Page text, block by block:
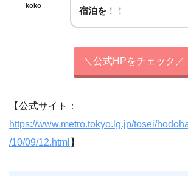
koko
宿泊を ！！
＼公式HPをチェック／
【公式サイト：
https://www.metro.tokyo.lg.jp/tosei/
/10/09/12.html 】